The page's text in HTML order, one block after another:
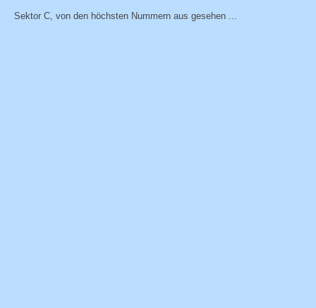
Sektor C, von den höchsten Nummern aus gesehen ...